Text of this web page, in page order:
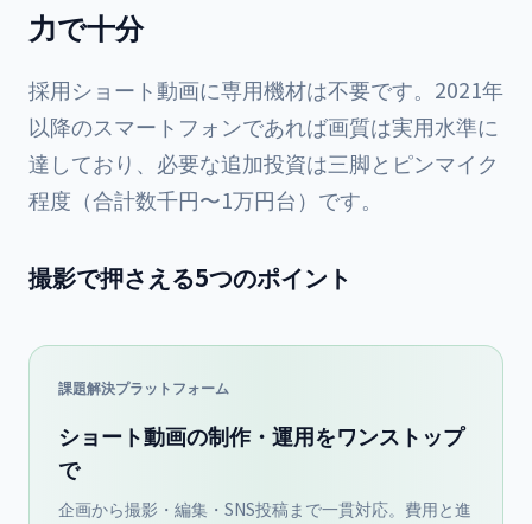
力で十分
採用ショート動画に専用機材は不要です。2021年
以降のスマートフォンであれば画質は実用水準に
達しており、必要な追加投資は三脚とピンマイク
程度（合計数千円〜1万円台）です。
撮影で押さえる5つのポイント
課題解決プラットフォーム
ショート動画の制作・運用をワンストップ
で
企画から撮影・編集・SNS投稿まで一貫対応。費用と進